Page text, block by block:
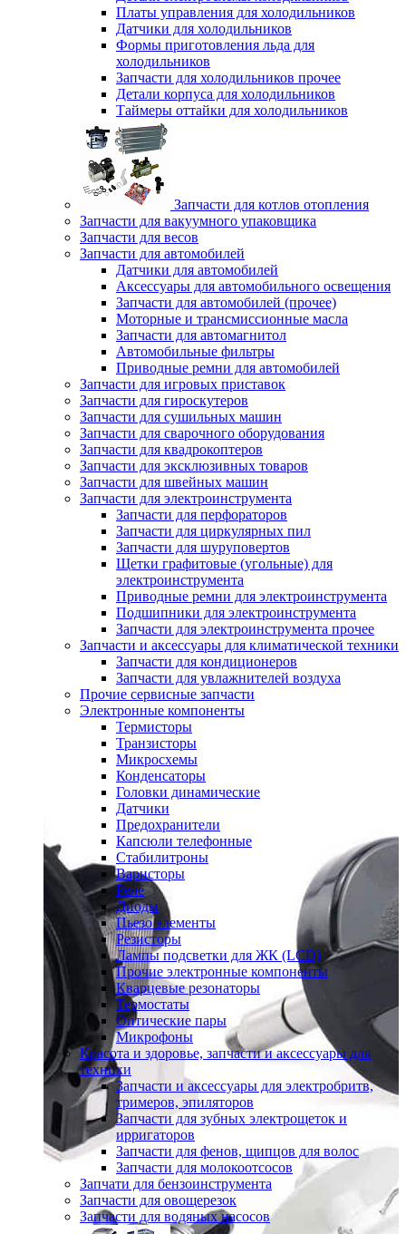
Платы управления для холодильников
Датчики для холодильников
Формы приготовления льда для
холодильников
Запчасти для холодильников прочее
Детали корпуса для холодильников
Таймеры оттайки для холодильников
Запчасти для котлов отопления
Запчасти для вакуумного упаковщика
Запчасти для весов
Запчасти для автомобилей
Датчики для автомобилей
Аксессуары для автомобильного освещения
Запчасти для автомобилей (прочее)
Моторные и трансмиссионные масла
Запчасти для автомагнитол
Автомобильные фильтры
Приводные ремни для автомобилей
Запчасти для игровых приставок
Запчасти для гироскутеров
Запчасти для сушильных машин
Запчасти для сварочного оборудования
Запчасти для квадрокоптеров
Запчасти для эксклюзивных товаров
Запчасти для швейных машин
Запчасти для электроинструмента
Запчасти для перфораторов
Запчасти для циркулярных пил
Запчасти для шуруповертов
Щетки графитовые (угольные) для
электроинструмента
Приводные ремни для электроинструмента
Подшипники для электроинструмента
Запчасти для электроинструмента прочее
Запчасти и аксессуары для климатической техники
Запчасти для кондиционеров
Запчасти для увлажнителей воздуха
Прочие сервисные запчасти
Электронные компоненты
Термисторы
Транзисторы
Микросхемы
Конденсаторы
Головки динамические
Датчики
Предохранители
Капсюли телефонные
Стабилитроны
Варисторы
Реле
Диоды
Пьезо элементы
Резисторы
Лампы подсветки для ЖК (LCD)
Прочие электронные компоненты
Кварцевые резонаторы
Термостаты
Оптические пары
Микрофоны
Красота и здоровье, запчасти и аксессуары для
техники
Запчасти и аксессуары для электробритв,
тримеров, эпиляторов
Запчасти для зубных электрощеток и
ирригаторов
Запчасти для фенов, щипцов для волос
Запчасти для молокоотсосов
Запчати для бензоинструмента
Запчасти для овощерезок
Запчасти для водяных насосов